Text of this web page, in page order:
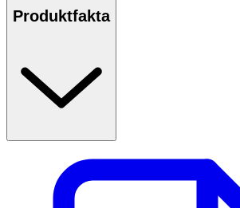
Produktfakta